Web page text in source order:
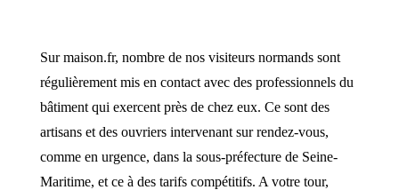
Sur maison.fr, nombre de nos visiteurs normands sont
régulièrement mis en contact avec des professionnels du
bâtiment qui exercent près de chez eux. Ce sont des
artisans et des ouvriers intervenant sur rendez-vous,
comme en urgence, dans la sous-préfecture de Seine-
Maritime, et ce à des tarifs compétitifs. A votre tour,